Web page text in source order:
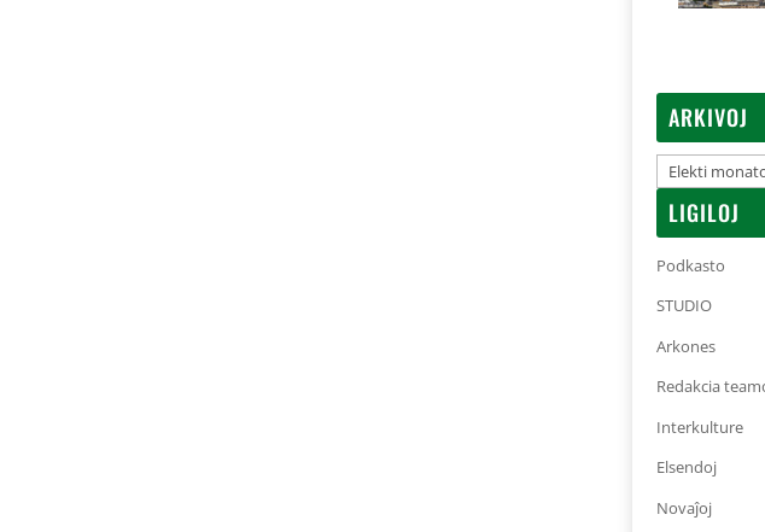
ARKIVOJ
Arkivoj
LIGILOJ
Podkasto
STUDIO
Arkones
Redakcia
Interkulture
Elsendoj
Novaĵoj